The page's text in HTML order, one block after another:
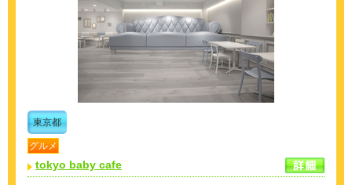
東京都
グルメ
tokyo baby cafe